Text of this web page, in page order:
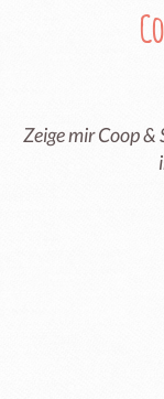
Zeige mir Coop &